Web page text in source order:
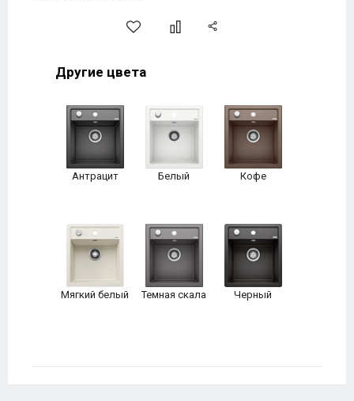
Другие цвета
Антрацит Белый Кофе
Мягкий белый Темная скала Черный